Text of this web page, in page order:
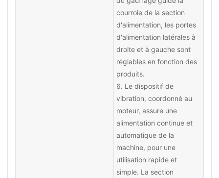
courroie de la section
d'alimentation, les portes
d'alimentation latérales à
droite et à gauche sont
réglables en fonction des
produits.
6. Le dispositif de
vibration, coordonné au
moteur, assure une
alimentation continue et
automatique de la
machine, pour une
utilisation rapide et
simple. La section